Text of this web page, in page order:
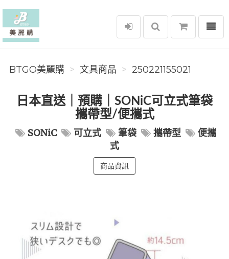
BTGO美麗購
選單
BTGO美麗購 文具商品 250221155021
日本直送｜預購｜SONiC可立式筆袋
攜帶型/便攜式
SONiC 可立式 筆袋 攜帶型
便攜
式
商品資訊